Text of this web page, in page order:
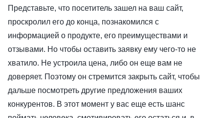
Представьте, что посетитель зашел на ваш сайт,
проскролил его до конца, познакомился с
информацией о продукте, его преимуществами и
отзывами. Но чтобы оставить заявку ему чего-то не
хватило. Не устроила цена, либо он еще вам не
доверяет. Поэтому он стремится закрыть сайт, чтобы
дальше посмотреть другие предложения ваших
конкурентов. В этот момент у вас еще есть шанс